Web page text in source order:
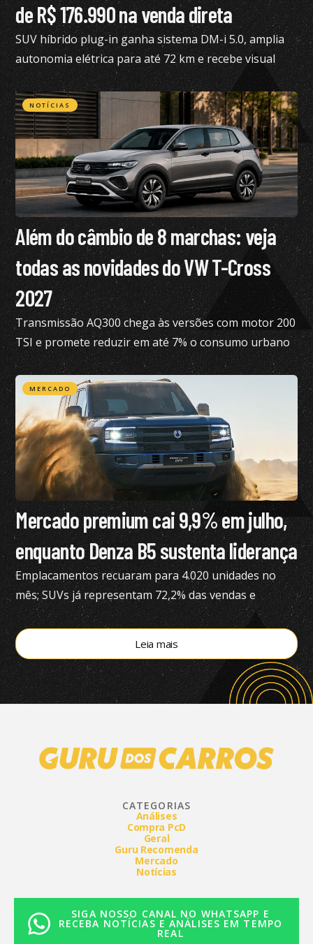
de R$ 176.990 na venda direta
SUV híbrido plug-in ganha sistema DM-i 5.0, amplia
autonomia elétrica para até 72 km e recebe visual
renovado
NOTÍCIAS
Além do câmbio de 8 marchas: veja
todas as novidades do VW T-Cross
2027
Transmissão AQ300 chega às versões com motor 200
TSI e promete reduzir em até 7% o consumo urbano
com gasolina
MERCADO
Mercado premium cai 9,9% em julho,
enquanto Denza B5 sustenta liderança
Emplacamentos recuaram para 4.020 unidades no
mês; SUVs já representam 72,2% das vendas e
modelos eletrificados respondem por 55,4% do
segmento, aponta a Bright Consulting.
Leia mais
CATEGORIAS
Análises
Compra PcD
Geral
Guru Recomenda
Mercado
Notícias
SIGA NOSSO CANAL NO WHATSAPP E
RECEBA NOTÍCIAS E ANÁLISES EM TEMPO
REAL